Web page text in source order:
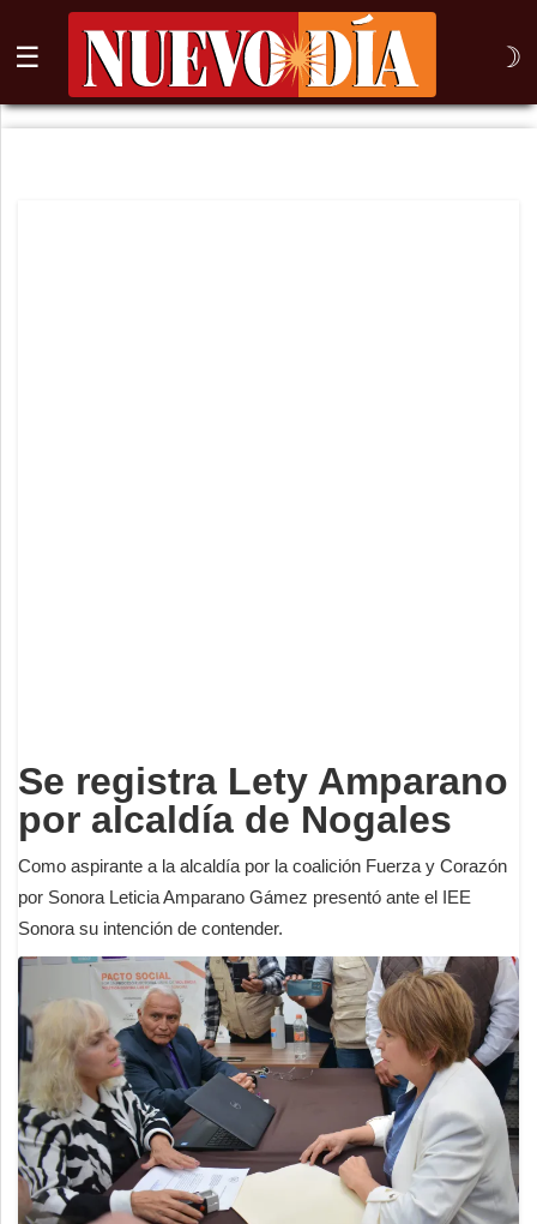
☰ ☽
⌕
Se registra Lety Amparano
por alcaldía de Nogales
Como aspirante a la alcaldía por la coalición Fuerza y Corazón
por Sonora Leticia Amparano Gámez presentó ante el IEE
Sonora su intención de contender.